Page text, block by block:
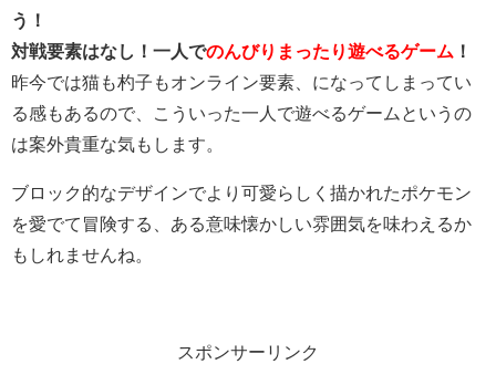
う！
対戦要素はなし！一人でのんびりまったり遊べるゲーム ！
昨今では猫も杓子もオンライン要素、になってしまってい
る感もあるので、こういった一人で遊べるゲームというの
は案外貴重な気もします。
ブロック的なデザインでより可愛らしく描かれたポケモン
を愛でて冒険する、ある意味懐かしい雰囲気を味わえるか
もしれませんね。
スポンサーリンク